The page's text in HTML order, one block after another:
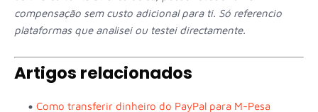
compensação sem custo adicional para ti. Só referencio
plataformas que analisei ou testei directamente.
Artigos relacionados
Como transferir dinheiro do PayPal para M-Pesa